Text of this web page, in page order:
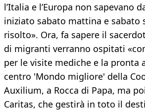
l’Italia e l’Europa non sapevano
iniziato sabato mattina e sabato
risolto». Ora, fa sapere il
di migranti verranno ospitati
per le visite mediche e la pronta
centro 'Mondo migliore' della
Auxilium, a Rocca di Papa, ma
Caritas, che gestirà in toto il